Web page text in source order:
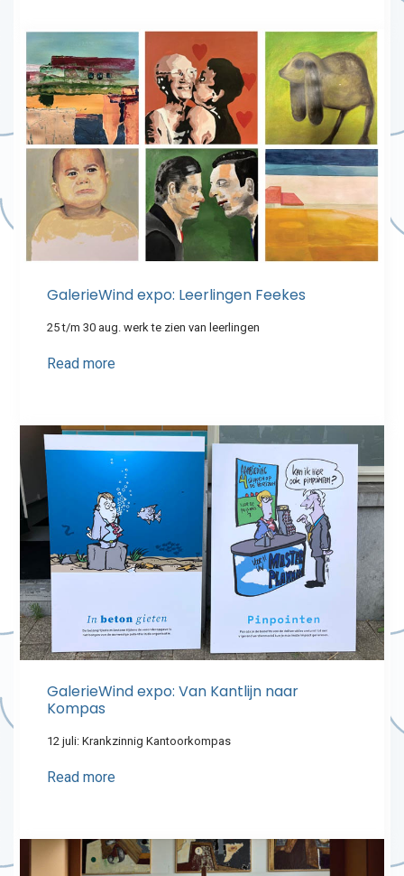
GalerieWind expo: Leerlingen Feekes
25 t/m 30 aug. werk te zien van leerlingen
Read more
GalerieWind expo: Van Kantlijn naar
Kompas
12 juli: Krankzinnig Kantoorkompas
Read more